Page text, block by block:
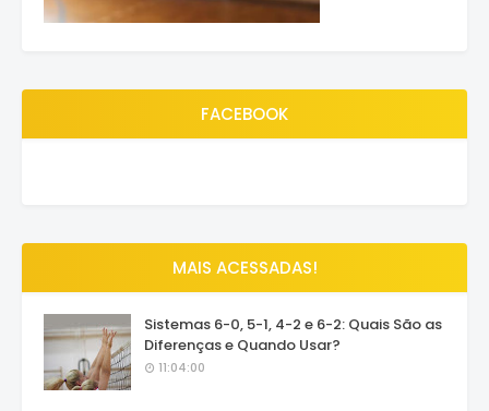
FACEBOOK
MAIS ACESSADAS!
Sistemas 6-0, 5-1, 4-2 e 6-2: Quais São as
Diferenças e Quando Usar?
11:04:00